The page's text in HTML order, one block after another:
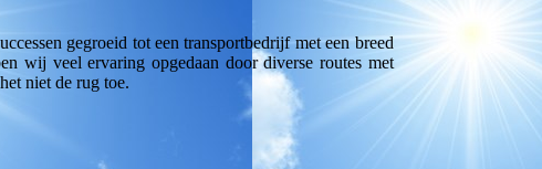
gegroeid tot een transportbedrijf met een breed
wij veel ervaring opgedaan door diverse routes met
niet de rug toe.